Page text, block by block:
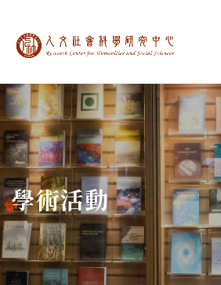
中央研究院人
:::
學術活動